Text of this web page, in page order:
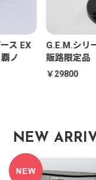
破面篇
ブラック・
ONE PIECE
煌
NEW